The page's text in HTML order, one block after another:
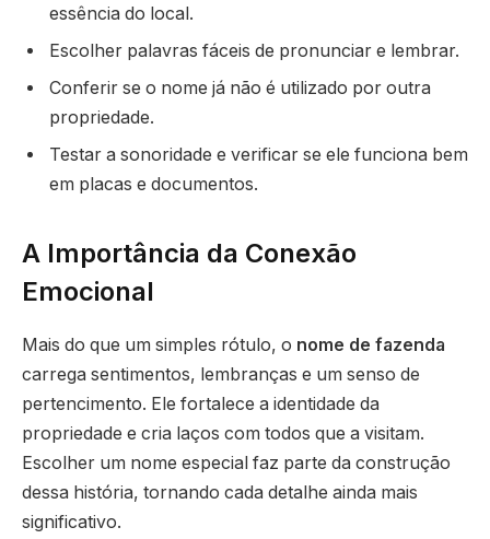
essência do local.
Escolher palavras fáceis de pronunciar e lembrar.
Conferir se o nome já não é utilizado por outra
propriedade.
Testar a sonoridade e verificar se ele funciona bem
em placas e documentos.
A Importância da Conexão
Emocional
Mais do que um simples rótulo, o nome de fazenda
carrega sentimentos, lembranças e um senso de
pertencimento. Ele fortalece a identidade da
propriedade e cria laços com todos que a visitam.
Escolher um nome especial faz parte da construção
dessa história, tornando cada detalhe ainda mais
significativo.